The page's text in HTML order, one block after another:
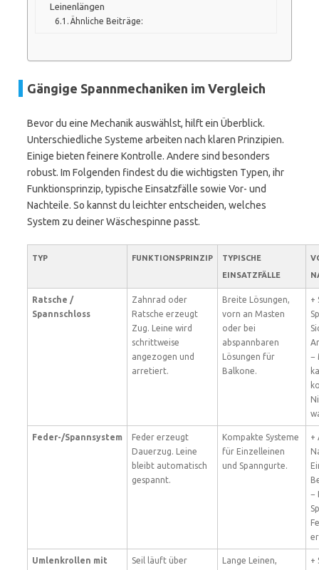
Leinenlängen
Ähnliche Beiträge:
Gängige Spannmechaniken im Vergleich
Bevor du eine Mechanik auswählst, hilft ein Überblick.
Unterschiedliche Systeme arbeiten nach klaren Prinzipien.
Einige bieten feinere Kontrolle. Andere sind besonders
robust. Im Folgenden findest du die wichtigsten Typen, ihr
Funktionsprinzip, typische Einsatzfälle sowie Vor- und
Nachteile. So kannst du leichter entscheiden, welches
System zu deiner Wäschespinne passt.
TYP FUNKTIONSPRINZIP
TYPISCHE
EINSATZFÄLLE
Ratsche /
Spannschloss
Zahnrad oder
Ratsche erzeugt
Zug. Leine wird
schrittweise
angezogen und
arretiert.
Breite Lösungen,
vorn an Masten
oder bei
abspannbaren
Lösungen für
Balkone.
+
−
Feder-/Spannsystem
Feder erzeugt
Dauerzug. Leine
bleibt automatisch
gespannt.
Kompakte Systeme
für Einzelleinen
und Spanngurte.
+
−
Umlenkrollen mit
Seil läuft über
Lange Leinen,
+